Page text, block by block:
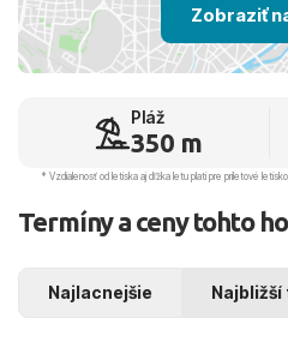
Zobraziť
Pláž
350 m
* Vzdialenosť od letiska aj dľžka letu platí pre príletové
Termíny a ceny tohto
Najlacnejšie Najbližší